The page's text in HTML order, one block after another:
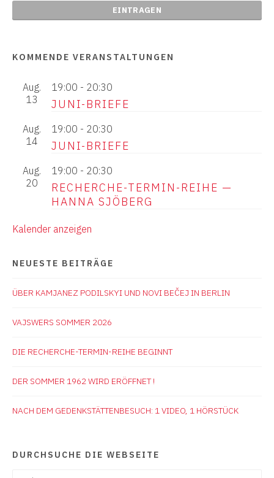
KOMMENDE VERANSTALTUNGEN
Aug.
13
19:00 - 20:30
JUNI-BRIEFE
Aug.
14
19:00 - 20:30
JUNI-BRIEFE
Aug.
20
19:00 - 20:30
RECHERCHE-TERMIN-REIHE —
HANNA SJÖBERG
Kalender anzeigen
NEUESTE BEITRÄGE
ÜBER KAMJANEZ PODILSKYI UND NOVI BEČEJ IN BERLIN
VAJSWERS SOMMER 2026
DIE RECHERCHE-TERMIN-REIHE BEGINNT
DER SOMMER 1962 WIRD ERÖFFNET !
NACH DEM GEDENKSTÄTTENBESUCH: 1 VIDEO, 1 HÖRSTÜCK
DURCHSUCHE DIE WEBSEITE